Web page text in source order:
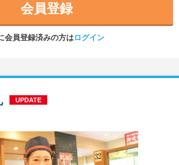
会員登録
会員登録済みの方はログイン
UPDATE